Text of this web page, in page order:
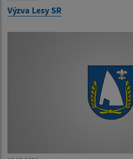
Výzva Lesy SR